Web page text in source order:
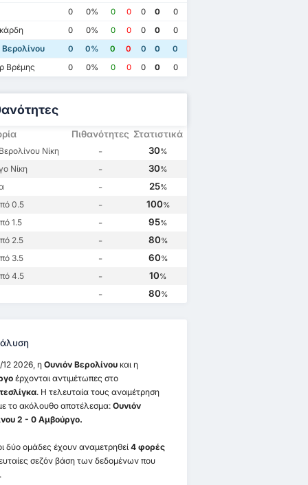
0 0% 0 0 0 0
0
0 0% 0 0 0 0
0
Βερολίνου 0 0% 0 0 0 0
0
Βρέμης 0 0% 0 0 0 0 0
Πιθανότητες Στατιστικά
Νίκη - 30%
Νίκη - 30%
- 25%
0.5 - 100%
1.5 - 95%
2.5 - 80%
3.5 - 60%
4.5 - 10%
- 80%
12 2026, η Ουνιόν Βερολίνουκαι η
έρχονται αντιμέτωπες στο
. Η τελευταία τους αναμέτρηση
το ακόλουθο αποτέλεσμα: Ουνιόν
2 - 0 Αμβούργο.
δύο ομάδες έχουν αναμετρηθεί 4 φορές
σεζόν βάση των δεδομένων που